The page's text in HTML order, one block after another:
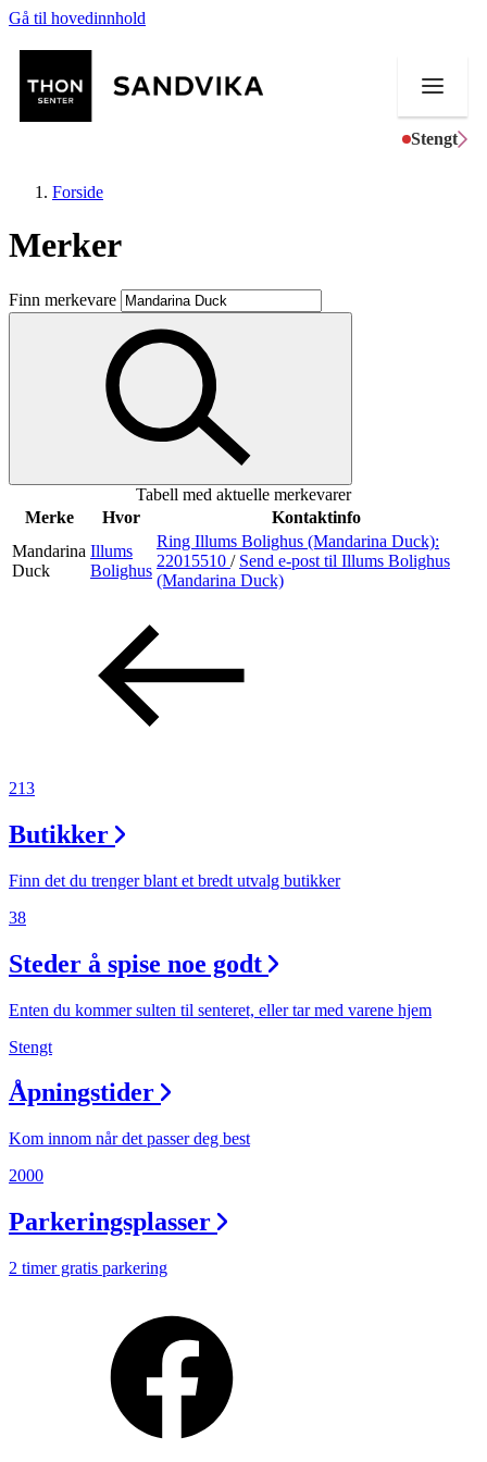
Gå til hovedinnhold
Stengt
Butikker
Mat og drikke
Aktiviteter
Merker
Inspirasjon
Praktisk informasjon
Ledige stillinger
Min Shopping-app
Forside
Merker
Finn merkevare
Tabell med aktuelle merkevarer
Merke
Hvor
Kontaktinfo
Mandarina
Duck
Illums
Bolighus
Ring Illums Bolighus (Mandarina Duck):
22015510 / Send e-post til Illums Bolighus
(Mandarina Duck)
213
Butikker
Finn det du trenger blant et bredt utvalg butikker
38
Steder å spise noe godt
Enten du kommer sulten til senteret, eller tar med varene hjem
Stengt
Åpningstider
Kom innom når det passer deg best
2000
Parkeringsplasser
2 timer gratis parkering